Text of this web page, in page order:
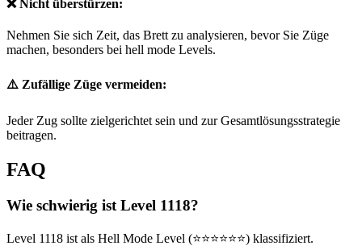
❌ Nicht überstürzen:
Nehmen Sie sich Zeit, das Brett zu analysieren, bevor Sie Züge
machen, besonders bei hell mode Levels.
⚠️ Zufällige Züge vermeiden:
Jeder Zug sollte zielgerichtet sein und zur Gesamtlösungsstrategie
beitragen.
FAQ
Wie schwierig ist Level 1118?
Level 1118 ist als Hell Mode Level (⭐⭐⭐⭐⭐⭐) klassifiziert.